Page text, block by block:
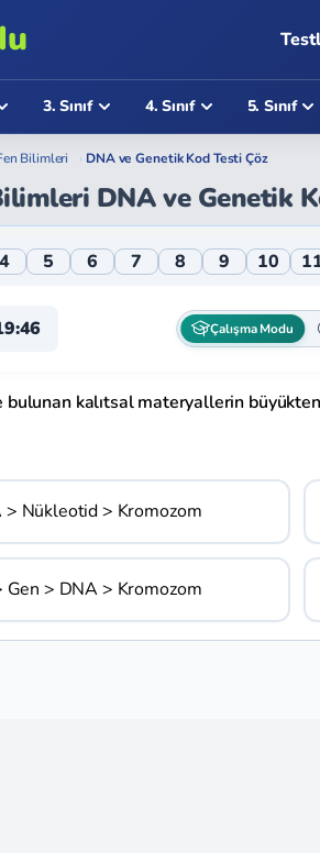
3. Sınıf 4. Sınıf 5. Sınıf
Bilimleri › DNA ve Genetik Kod Testi Çöz
DNA ve Genetik
DNA ve Genetik Kod Online
4 5 6 7 8 9 10
Çalışma Modu
kalıtsal materyallerin
> Nükleotid > Kromozom
Gen > DNA > Kromozom